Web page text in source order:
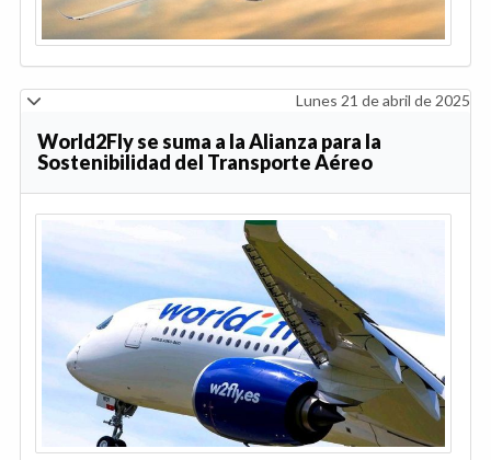
Lunes 21 de abril de 2025
World2Fly se suma a la Alianza para la
Sostenibilidad del Transporte Aéreo